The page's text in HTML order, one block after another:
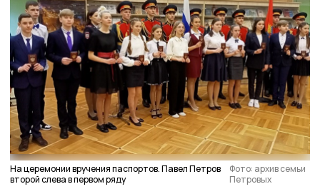
На церемонии вручения паспортов. Павел Петров
второй слева в первом ряду
Фото: архив семьи
Петровых